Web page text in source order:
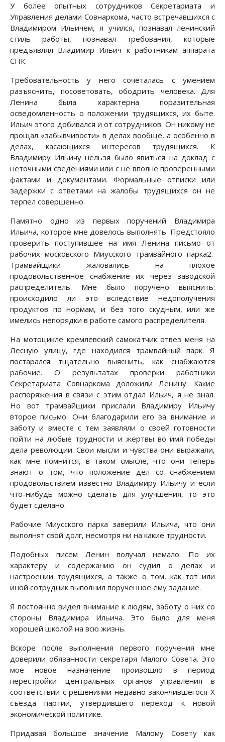
У более опытных сотрудников Секретариата и
Управления делами Совнаркома, часто встречавшихся с
Владимиром Ильичем, я учился, познавал ленинский
стиль работы, познавал требования, которые
предъявлял Владимир Ильич к работникам аппарата
СНК.
Требовательность у него сочеталась с умением
разъяснить, посоветовать, ободрить человека. Для
Ленина была характерна поразительная
осведомленность о положении трудящихся, их быте.
Ильич этого добивался и от сотрудников. Он никому не
прощал «забывчивости» в делах вообще, а особенно в
делах, касающихся интересов трудящихся. К
Владимиру Ильичу нельзя было явиться на доклад с
неточными сведениями или с не вполне проверенными
фактами и документами. Формальные отписки или
задержки с ответами на жалобы трудящихся он не
терпел совершенно.
Памятно одно из первых поручений Владимира
Ильича, которое мне довелось выполнять. Предстояло
проверить поступившее на имя Ленина письмо от
рабочих московского Миусского трамвайного парка2.
Трамвайщики жаловались на плохое
продовольственное снабжение их через заводской
распределитель. Мне было поручено выяснить:
происходило ли это вследствие недополучения
продуктов по нормам, и без того скудным, или же
имелись непорядки в работе самого распределителя.
На мотоцикле кремлевский самокатчик отвез меня на
Лесную улицу, где находился трамвайный парк. Я
постарался тщательно выяснить, как снабжаются
рабочие. О результатах проверки работники
Секретариата Совнаркома доложили Ленину. Какие
распоряжения в связи с этим отдал Ильич, я не знал.
Но вот трамвайщики прислали Владимиру Ильичу
второе письмо. Они благодарили его за внимание и
заботу и вместе с тем заявляли о своей готовности
пойти на любые трудности и жертвы во имя победы
дела революции. Свои мысли и чувства они выражали,
как мне помнится, в таком смысле, что они теперь
знают о том, что положение дел со снабжением
продовольствием известно Владимиру Ильичу и если
что-нибудь можно сделать для улучшения, то это
будет сделано.
Рабочие Миусского парка заверили Ильича, что они
выполнят свой долг, несмотря ни на какие трудности.
Подобных писем Ленин получал немало. По их
характеру и содержанию он судил о делах и
настроении трудящихся, а также о том, как тот или
иной сотрудник выполнил порученное ему задание.
Я постоянно видел внимание к людям, заботу о них со
стороны Владимира Ильича. Это было для меня
хорошей школой на всю жизнь.
Вскоре после выполнения первого поручения мне
доверили обязанности секретаря Малого Совета. Это
мое новое назначение произошло в период
перестройки центральных органов управления в
соответствии с решениями недавно закончившегося X
съезда партии, утвердившего переход к новой
экономической политике.
Придавая большое значение Малому Совету как